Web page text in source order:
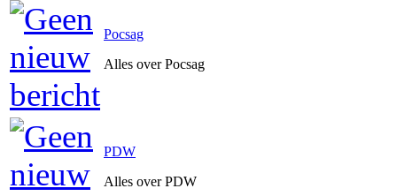
Pocsag
Alles over Pocsag
PDW
Alles over PDW